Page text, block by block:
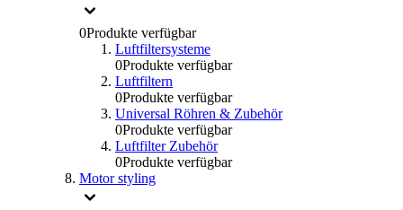
0Produkte verfügbar
Luftfiltersysteme
0Produkte verfügbar
Luftfiltern
0Produkte verfügbar
Universal Röhren & Zubehör
0Produkte verfügbar
Luftfilter Zubehör
0Produkte verfügbar
Motor styling